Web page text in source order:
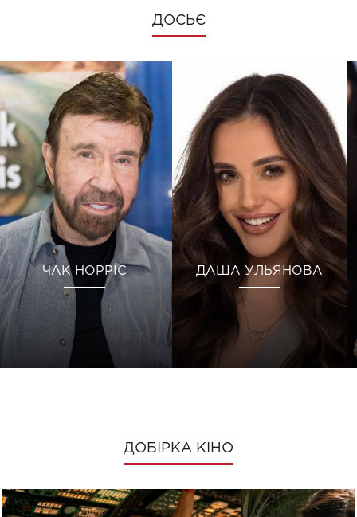
ДОСЬЄ
ЧАК НОРРІС ДАША УЛЬЯНОВА
ДОБІРКА КІНО